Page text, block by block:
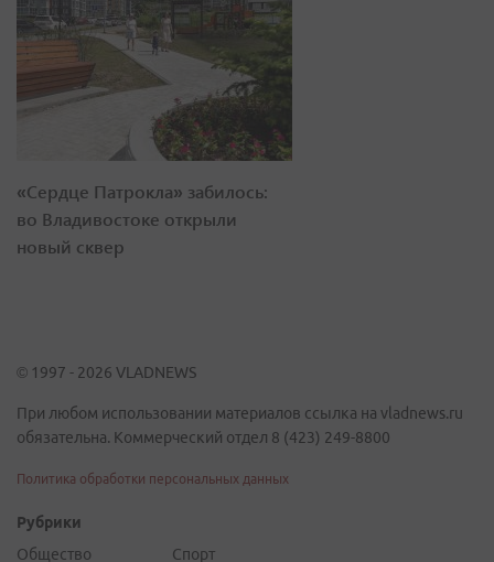
«Сердце Патрокла» забилось:
во Владивостоке открыли
новый сквер
© 1997 - 2026 VLADNEWS
При любом использовании материалов ссылка на vladnews.ru
обязательна. Коммерческий отдел 8 (423) 249-8800
Политика обработки персональных данных
Рубрики
Общество
Спорт